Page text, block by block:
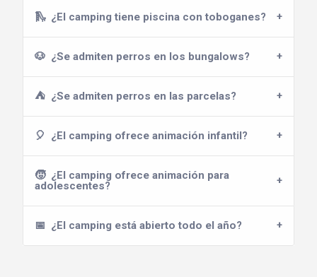
🛝 ¿El camping tiene piscina con toboganes?
🐶 ¿Se admiten perros en los bungalows?
⛺ ¿Se admiten perros en las parcelas?
🎈 ¿El camping ofrece animación infantil?
🧒 ¿El camping ofrece animación para
adolescentes?
📅 ¿El camping está abierto todo el año?